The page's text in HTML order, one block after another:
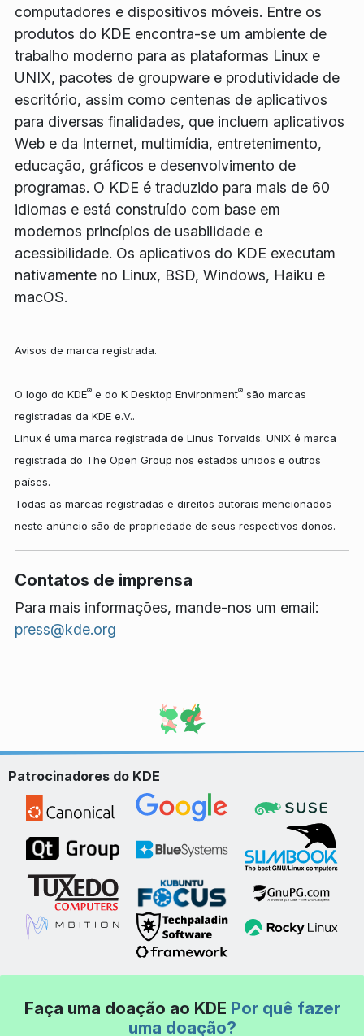
computadores e dispositivos móveis. Entre os
produtos do KDE encontra-se um ambiente de
trabalho moderno para as plataformas Linux e
UNIX, pacotes de groupware e produtividade de
escritório, assim como centenas de aplicativos
para diversas finalidades, que incluem aplicativos
Web e da Internet, multimídia, entretenimento,
educação, gráficos e desenvolvimento de
programas. O KDE é traduzido para mais de 60
idiomas e está construído com base em
modernos princípios de usabilidade e
acessibilidade. Os aplicativos do KDE executam
nativamente no Linux, BSD, Windows, Haiku e
macOS.
Avisos de marca registrada.
O logo do KDE® e do K Desktop Environment® são marcas
registradas da KDE e.V..
Linux é uma marca registrada de Linus Torvalds. UNIX é marca
registrada do The Open Group nos estados unidos e outros
países.
Todas as marcas registradas e direitos autorais mencionados
neste anúncio são de propriedade de seus respectivos donos.
Contatos de imprensa
Para mais informações, mande-nos um email:
press@kde.org
Patrocinadores do KDE
Faça uma doação ao KDE Por quê fazer
uma doação?